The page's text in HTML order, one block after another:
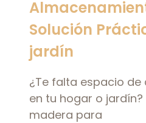
Solución
jardín
¿Te falta espacio
en tu hogar o
madera para